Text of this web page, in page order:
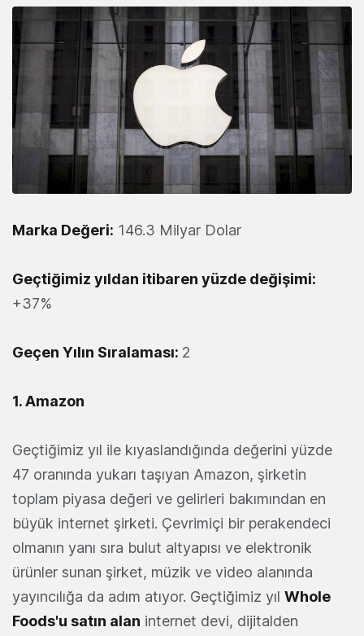
Marka Değeri: 146.3 Milyar Dolar
Geçtiğimiz yıldan itibaren yüzde değişimi:
+37%
Geçen Yılın Sıralaması: 2
1. Amazon
Geçtiğimiz yıl ile kıyaslandığında değerini yüzde
47 oranında yukarı taşıyan Amazon, şirketin
toplam piyasa değeri ve gelirleri bakımından en
büyük internet şirketi. Çevrimiçi bir perakendeci
olmanın yanı sıra bulut altyapısı ve elektronik
ürünler sunan şirket, müzik ve video alanında
yayıncılığa da adım atıyor. Geçtiğimiz yıl Whole
Foods'u satın alan internet devi, dijitalden